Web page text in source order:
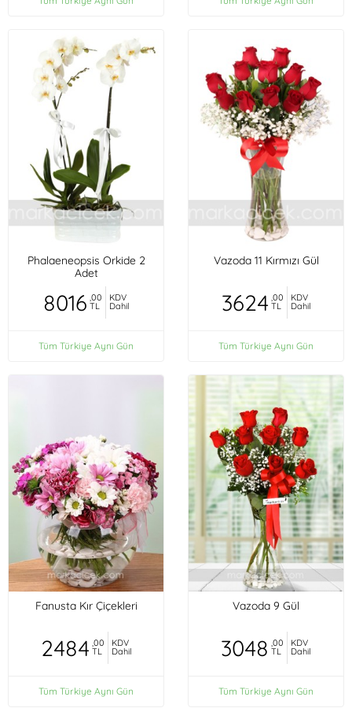
Phalaeneopsis Orkide 2
Adet
8016 ,00
TL
KDV
Dahil
Tüm Türkiye Aynı Gün
Vazoda 11 Kırmızı Gül
3624 ,00
TL
KDV
Dahil
Tüm Türkiye Aynı Gün
Fanusta Kır Çiçekleri
2484 ,00
TL
KDV
Dahil
Tüm Türkiye Aynı Gün
Vazoda 9 Gül
3048 ,00
TL
KDV
Dahil
Tüm Türkiye Aynı Gün